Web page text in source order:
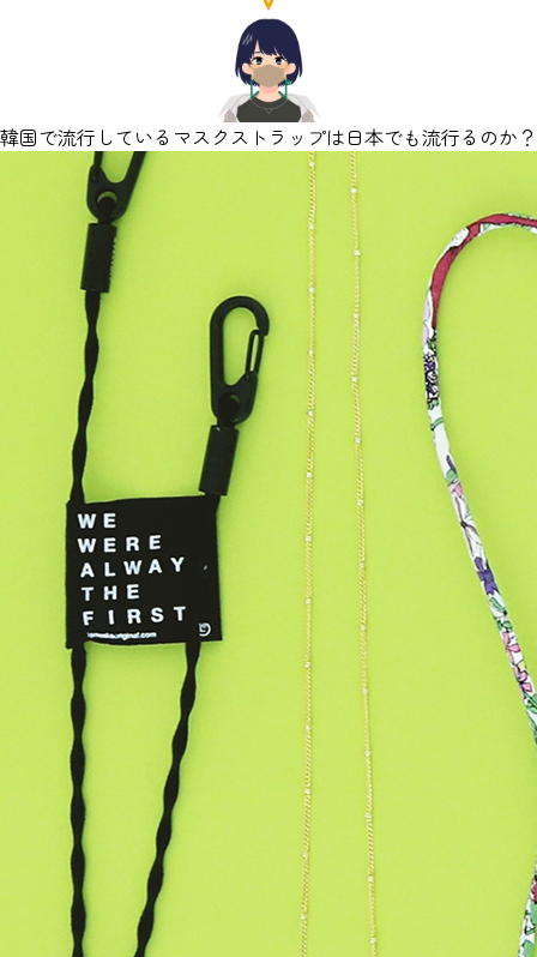
韓国で流行しているマスクストラップは日本でも流行るのか？